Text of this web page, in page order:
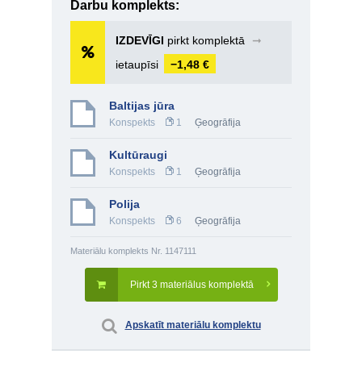
Darbu komplekts:
IZDEVĪGI pirkt komplektā
➞
ietaupīsi
−1,48 €
Baltijas jūra
Konspekts 1 Ģeogrāfija
Kultūraugi
Konspekts 1 Ģeogrāfija
Polija
Konspekts 6 Ģeogrāfija
Materiālu komplekts Nr. 1147111
Pirkt 3 materiālus komplektā
Apskatīt materiālu komplektu